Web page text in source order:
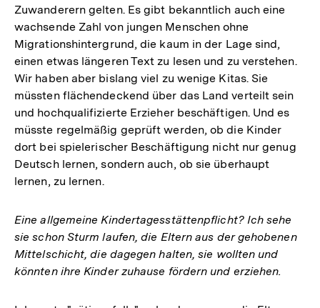
Zuwanderern gelten. Es gibt bekanntlich auch eine
wachsende Zahl von jungen Menschen ohne
Migrationshintergrund, die kaum in der Lage sind,
einen etwas längeren Text zu lesen und zu verstehen.
Wir haben aber bislang viel zu wenige Kitas. Sie
müssten flächendeckend über das Land verteilt sein
und hochqualifizierte Erzieher beschäftigen. Und es
müsste regelmäßig geprüft werden, ob die Kinder
dort bei spielerischer Beschäftigung nicht nur genug
Deutsch lernen, sondern auch, ob sie überhaupt
lernen, zu lernen.
Eine allgemeine Kindertagesstättenpflicht? Ich sehe
sie schon Sturm laufen, die Eltern aus der gehobenen
Mittelschicht, die dagegen halten, sie wollten und
könnten ihre Kinder zuhause fördern und erziehen.